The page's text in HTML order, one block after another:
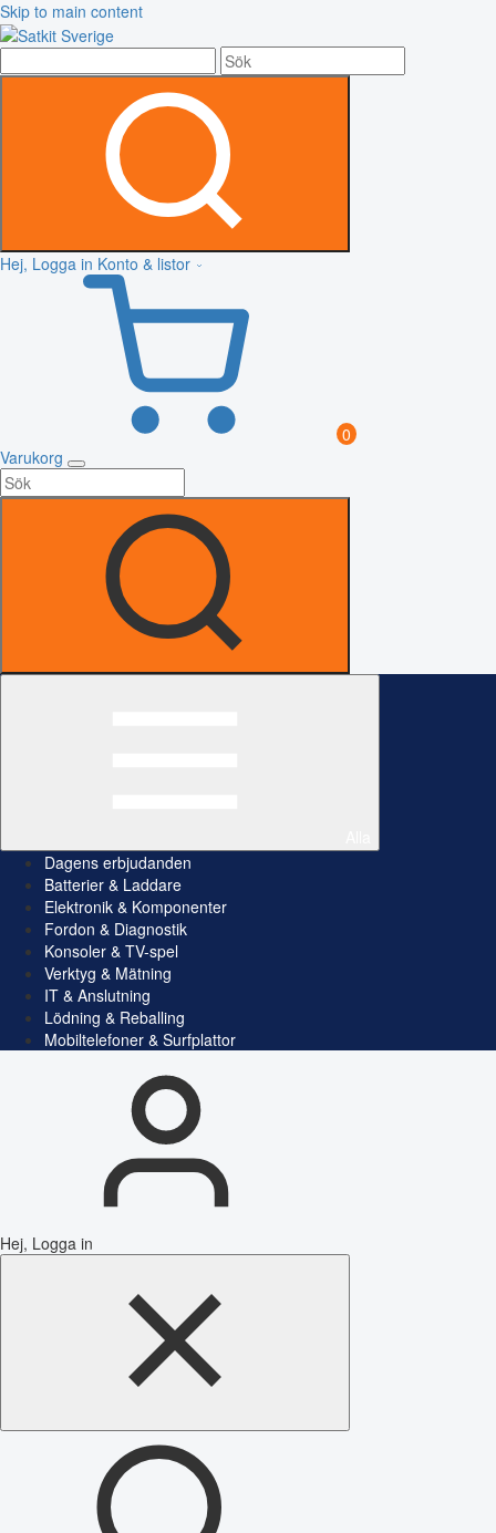
Skip to main content
Hej, Logga in Konto & listor
0
Varukorg
Dagens erbjudanden
Batterier & Laddare
Elektronik & Komponenter
Fordon & Diagnostik
Konsoler & TV-spel
Verktyg & Mätning
IT & Anslutning
Lödning & Reballing
Mobiltelefoner & Surfplattor
Hej, Logga in